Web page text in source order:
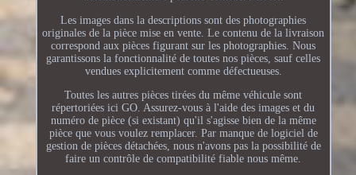
Les images dans la descriptions sont des photographies
originales de la pièce mise en vente. Le contenu de la livraison
correspond aux pièces figurant sur les photographies. Nous
garantissons la fonctionnalité de toutes nos pièces, sauf celles
vendues explicitement comme défectueuses.
Toutes les autres pièces tirées du même véhicule sont
répertoriées ici GO. Assurez-vous à l'aide des images et du
numéro de pièce (si existant) qu'il s'agisse bien de la même
pièce que vous voulez remplacer. Par manque de logiciel de
gestion de pièces détachées, nous n'avons pas la possibilité de
faire un contrôle de compatibilité fiable nous même.